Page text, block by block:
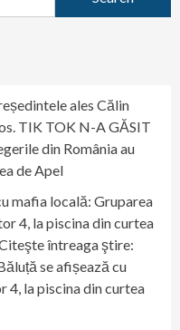
ales Călin
TIK TOK N-A GĂSIT
din România au
de Apel
mafia locală: Gruparea
4, la piscina din curtea
întreaga ştire:
se afișează cu
4, la piscina din curtea